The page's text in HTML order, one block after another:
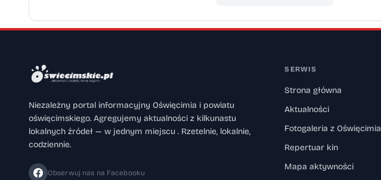
Niezależny portal informacyjny Oświęcimia i powiatu
oświęcimskiego. Agregujemy aktualności z kilkunastu
lokalnych źródeł — w jednym miejscu . Rzetelnie, lokalnie,
codziennie.
Obserwuj nas na Facebooku
SERWIS
Strona główna
Aktualności
Fotogaleria z Oświęcimia
Repertuar kin
Mapa aktywności